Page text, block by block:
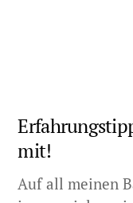
mit!
Auf all meinen